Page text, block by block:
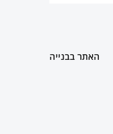
האתר בבנייה